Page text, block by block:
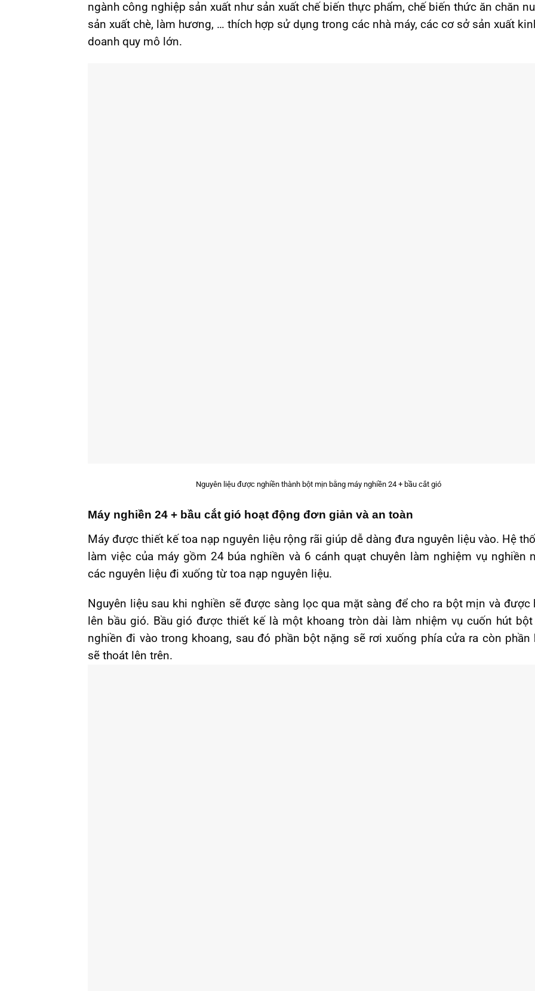
ngành công nghiệp sản xuất như sản xuất chế biến thực phẩm, chế biến thức ăn chăn
sản xuất chè, làm hương, … thích hợp sử dụng trong các nhà máy, các cơ sở sản xuất
doanh quy mô lớn.
Nguyên liệu được nghiền thành bột mịn bằng máy nghiền 24 + bầu cắt gió
Máy nghiền 24 + bầu cắt gió hoạt động đơn giản và an toàn
Máy được thiết kế toa nạp nguyên liệu rộng rãi giúp dễ dàng đưa nguyên liệu vào. Hệ
làm việc của máy gồm 24 búa nghiền và 6 cánh quạt chuyên làm nghiệm vụ nghiền
các nguyên liệu đi xuống từ toa nạp nguyên liệu.
Nguyên liệu sau khi nghiền sẽ được sàng lọc qua mặt sàng để cho ra bột mịn và được
lên bầu gió. Bầu gió được thiết kế là một khoang tròn dài làm nhiệm vụ cuốn hút bột
nghiền đi vào trong khoang, sau đó phần bột nặng sẽ rơi xuống phía cửa ra còn phần
sẽ thoát lên trên.